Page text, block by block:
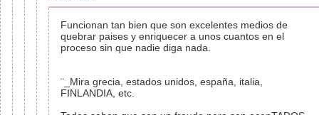
Funcionan tan bien que son excelentes medios de
quebrar paises y enriquecer a unos cuantos en el
proceso sin que nadie diga nada.
¨_Mira grecia, estados unidos, españa, italia,
FINLANDIA, etc.